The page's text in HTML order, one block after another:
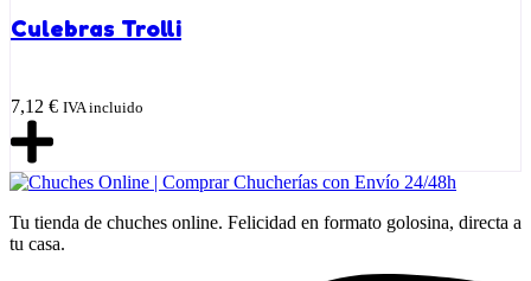
Culebras Trolli
7,12 € IVA incluido
Tu tienda de chuches online. Felicidad en formato golosina, directa a
tu casa.